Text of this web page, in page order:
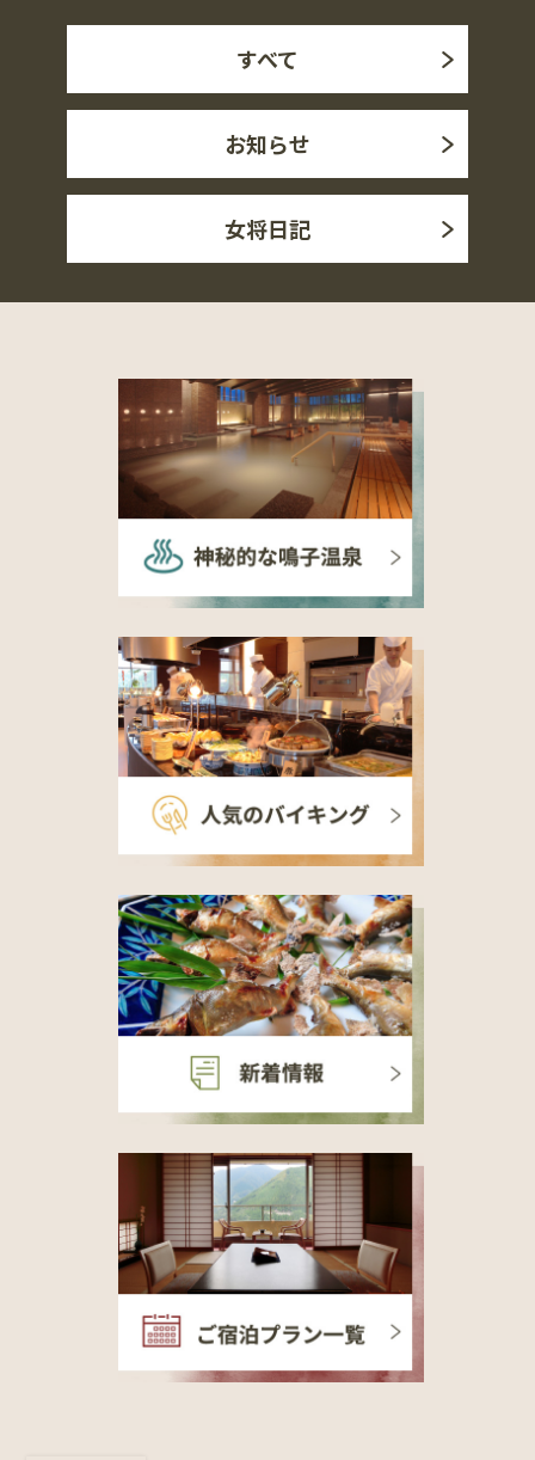
すべて
お知らせ
女将日記